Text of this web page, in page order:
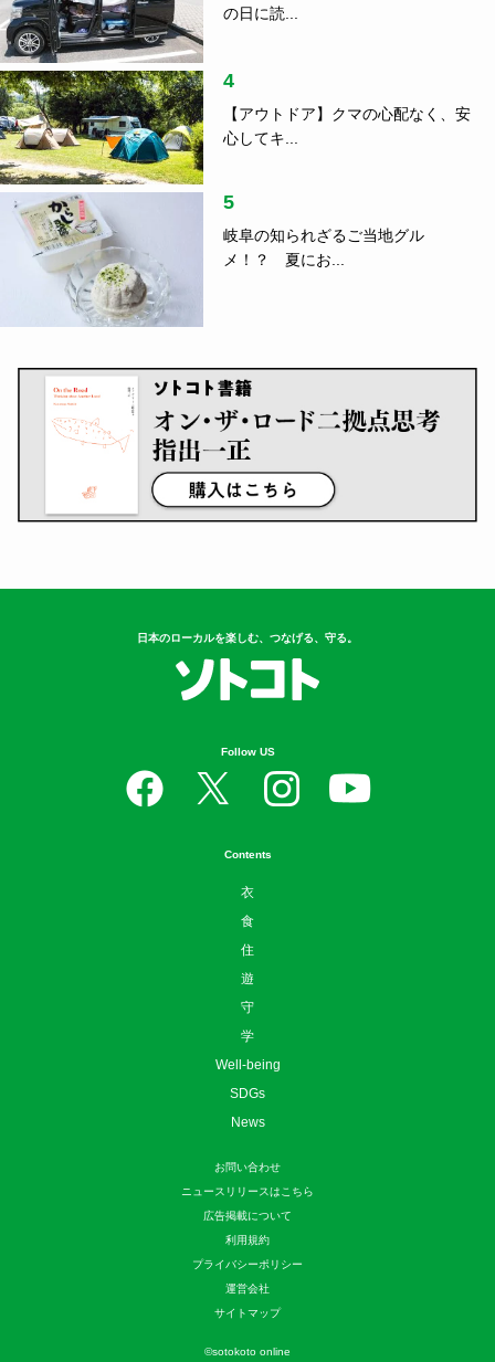
の日に読...
4
【アウトドア】クマの心配なく、安
心してキ...
5
岐阜の知られざるご当地グル
メ！？ 夏にお...
日本のローカルを楽しむ、つなげる、守る。
Follow US
Contents
衣
食
住
遊
守
学
Well-being
SDGs
News
お問い合わせ
ニュースリリースはこちら
広告掲載について
利用規約
プライバシーポリシー
運営会社
サイトマップ
©sotokoto online